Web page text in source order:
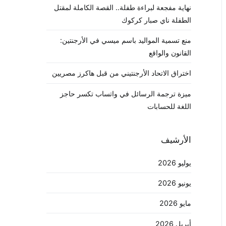
نهاية مفجعة لبراءة طفلة.. القصة الكاملة لمقتل
الطفلة ناي صبار كركوك
منع تسمية المواليد باسم ميسي في الأرجنتين:
القانون والواقع
اختراق الاتحاد الأرجنتيني من قبل هاكرز مصريين
ميزة ترجمة الرسائل في واتساب تكسر حاجز
اللغة للحسابات
الأرشيف
يوليو 2026
يونيو 2026
مايو 2026
أبريل 2026